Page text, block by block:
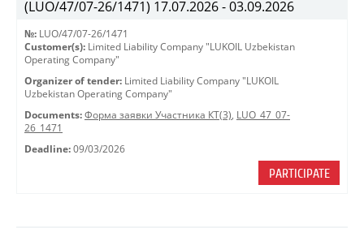
(LUO/47/07-26/1471) 17.07.2026 - 03.09.2026
№: LUO/47/07-26/1471
Customer(s): Limited Liability Company "LUKOIL Uzbekistan
Operating Company"
Organizer of tender: Limited Liability Company "LUKOIL
Uzbekistan Operating Company"
Documents: Форма заявки Участника КТ(3), LUO_47_07-
26_1471
Deadline: 09/03/2026
PARTICIPATE